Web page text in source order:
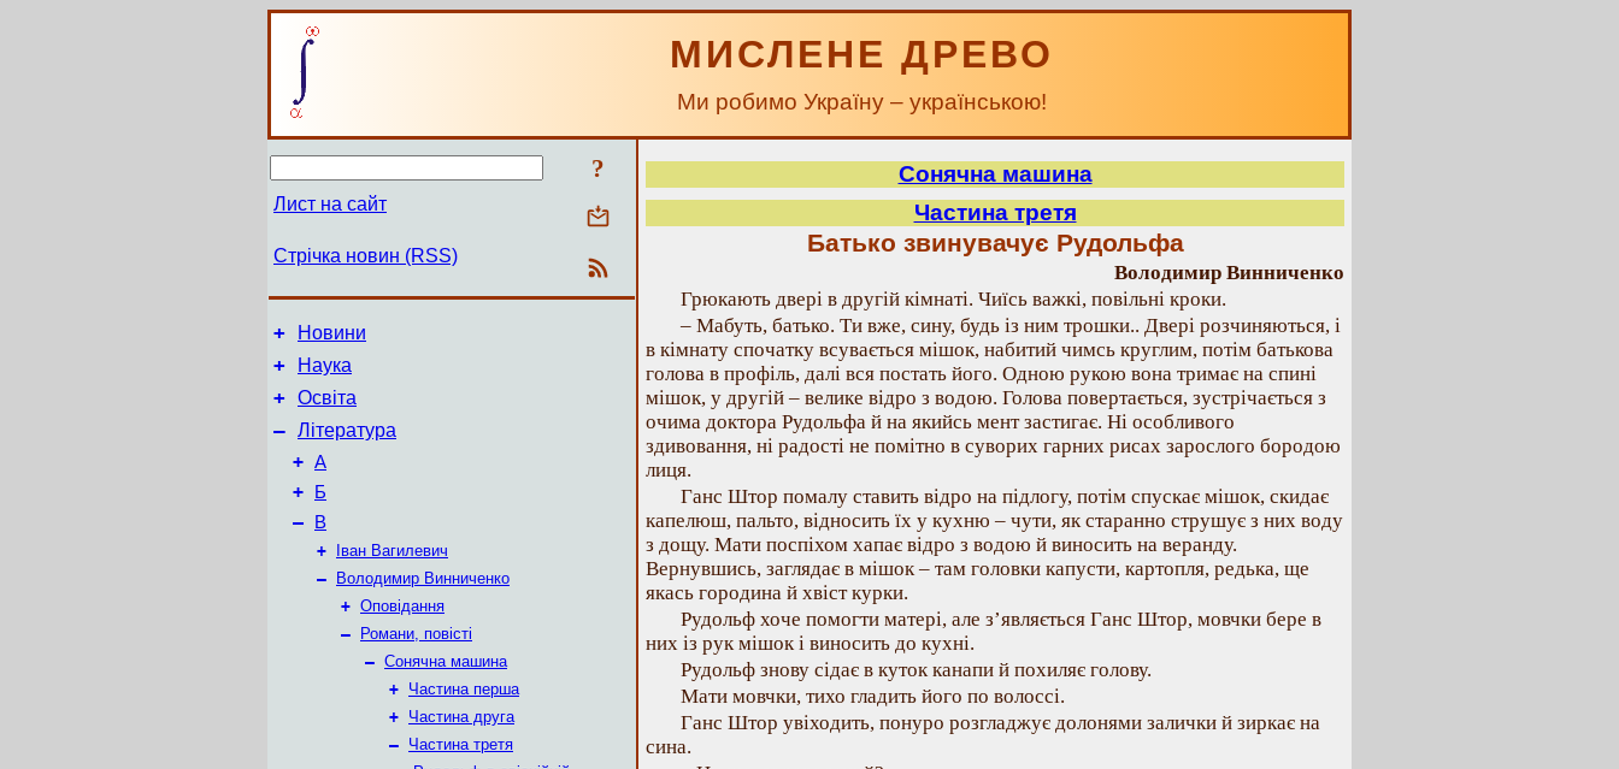
МИСЛЕНЕ ДРЕВО
Ми робимо Україну – українською!
?
Лист на сайт
Стрічка новин (RSS)
+ Новини
+ Наука
+ Освіта
– Література
+ А
+ Б
– В
+
Іван Вагилевич
–
Володимир Винниченко
+ Оповідання
–
Романи, повісті
– Сонячна машина
+ Частина перша
+ Частина друга
– Частина третя
Сонячна машина
Частина третя
Батько звинувачує Рудольфа
Володимир Винниченко
Грюкають двері в другій кімнаті. Чиїсь важкі, повільні кроки.
– Мабуть, батько. Ти вже, сину, будь із ним трошки.. Двері розчиняються, і
в кімнату спочатку всувається мішок, набитий чимсь круглим, потім батькова
голова в профіль, далі вся постать його. Одною рукою вона тримає на спині
мішок, у другій – велике відро з водою. Голова повертається, зустрічається з
очима доктора Рудольфа й на якийсь мент застигає. Ні особливого
здивовання, ні радості не помітно в суворих гарних рисах зарослого бородою
лиця.
Ганс Штор помалу ставить відро на підлогу, потім спускає мішок, скидає
капелюш, пальто, відносить їх у кухню – чути, як старанно струшує з них воду
з дощу. Мати поспіхом хапає відро з водою й виносить на веранду.
Вернувшись, заглядає в мішок – там головки капусти, картопля, редька, ще
якась городина й хвіст курки.
Рудольф хоче помогти матері, але з’являється Ганс Штор, мовчки бере в
них із рук мішок і виносить до кухні.
Рудольф знову сідає в куток канапи й похиляє голову.
Мати мовчки, тихо гладить його по волоссі.
Ганс Штор увіходить, понуро розгладжує долонями залички й зиркає на
сина.